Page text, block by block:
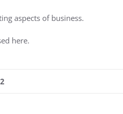
aspects of business.
here.